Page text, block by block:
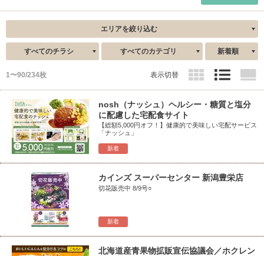
エリアを絞り込む
すべてのチラシ すべてのカテゴリ 新着順
1〜90/234枚 表示切替
新着
nosh（ナッシュ）ヘルシー・糖質と塩分
に配慮した宅配食サイト
【総額5,000円オフ！】健康的で美味しい宅配サービス
「ナッシュ」
新着
カインズ スーパーセンター 新潟豊栄店
切花販売中 8/9号○
北海道産青果物拡販宣伝協議会／ホクレン